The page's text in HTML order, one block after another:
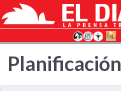
Planificación